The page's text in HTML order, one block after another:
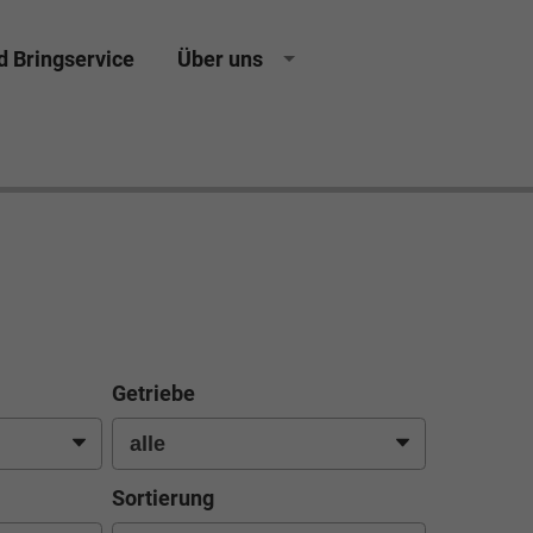
Bringservice Über uns
Getriebe
Sortierung